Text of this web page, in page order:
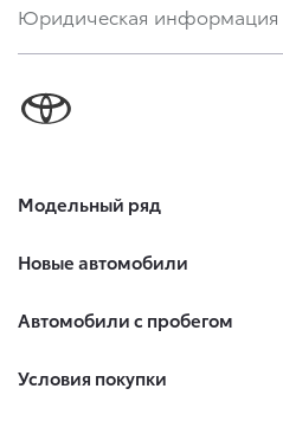
Юридическая информация
Модельный ряд
Новые автомобили
Автомобили с пробегом
Условия покупки